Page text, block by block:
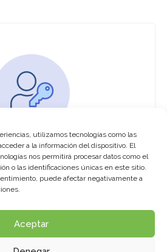
utilizamos tecnologías como las
a la información del dispositivo. El
nos permitirá procesar datos como el
o las identificaciones únicas en este sitio.
puede afectar negativamente a
Aceptar
in to access this
course
available for registered
here to login